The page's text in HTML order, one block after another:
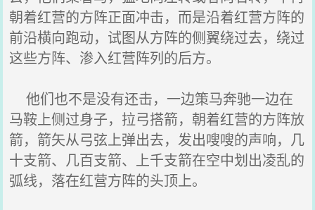
朝着红营的方阵正面冲击，而是沿着红营方阵的
前沿横向跑动，试图从方阵的侧翼绕过去，绕过
这些方阵、渗入红营阵列的后方。
他们也不是没有还击，一边策马奔驰一边在
马鞍上侧过身子，拉弓搭箭，朝着红营的方阵放
箭，箭矢从弓弦上弹出去，发出嗖嗖的声响，几
十支箭、几百支箭、上千支箭在空中划出凌乱的
弧线，落在红营方阵的头顶上。